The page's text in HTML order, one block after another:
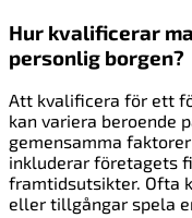
Hur kvalificerar
personlig borgen?
Att kvalificera för ett
kan variera beroende
gemensamma
inkluderar företagets
framtidsutsikter. Ofta
eller tillgångar spela